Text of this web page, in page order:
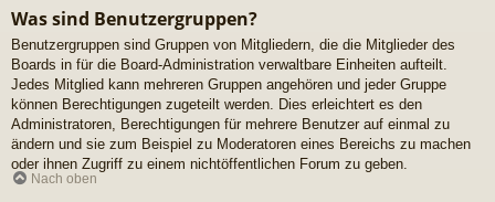
Was sind Benutzergruppen?
Benutzergruppen sind Gruppen von Mitgliedern, die die Mitglieder des
Boards in für die Board-Administration verwaltbare Einheiten aufteilt.
Jedes Mitglied kann mehreren Gruppen angehören und jeder Gruppe
können Berechtigungen zugeteilt werden. Dies erleichtert es den
Administratoren, Berechtigungen für mehrere Benutzer auf einmal zu
ändern und sie zum Beispiel zu Moderatoren eines Bereichs zu machen
oder ihnen Zugriff zu einem nichtöffentlichen Forum zu geben.
Nach oben